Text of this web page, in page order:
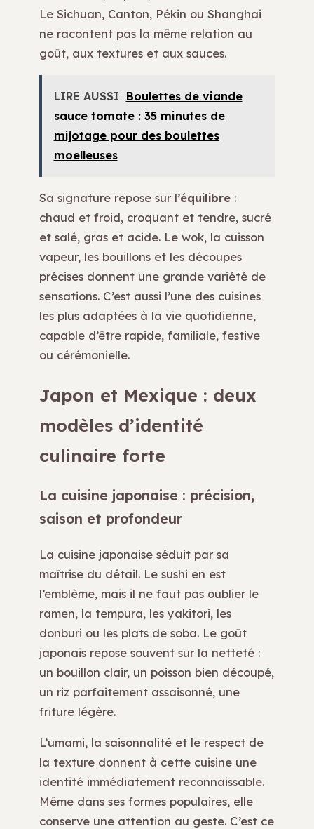
Le Sichuan, Canton, Pékin ou Shanghai
ne racontent pas la même relation au
goût, aux textures et aux sauces.
LIRE AUSSI Boulettes de viande
sauce tomate : 35 minutes de
mijotage pour des boulettes
moelleuses
Sa signature repose sur l’équilibre :
chaud et froid, croquant et tendre, sucré
et salé, gras et acide. Le wok, la cuisson
vapeur, les bouillons et les découpes
précises donnent une grande variété de
sensations. C’est aussi l’une des cuisines
les plus adaptées à la vie quotidienne,
capable d’être rapide, familiale, festive
ou cérémonielle.
Japon et Mexique : deux
modèles d’identité
culinaire forte
La cuisine japonaise : précision,
saison et profondeur
La cuisine japonaise séduit par sa
maîtrise du détail. Le sushi en est
l’emblème, mais il ne faut pas oublier le
ramen, la tempura, les yakitori, les
donburi ou les plats de soba. Le goût
japonais repose souvent sur la netteté :
un bouillon clair, un poisson bien découpé,
un riz parfaitement assaisonné, une
friture légère.
L’umami, la saisonnalité et le respect de
la texture donnent à cette cuisine une
identité immédiatement reconnaissable.
Même dans ses formes populaires, elle
conserve une attention au geste. C’est ce